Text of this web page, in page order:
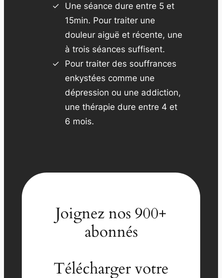
Une séance dure entre 5 et
15min. Pour traiter une
douleur aiguë et récente, une
à trois séances suffisent.
Pour traiter des souffrances
enkystées comme une
dépression ou une addiction,
une thérapie dure entre 4 et
6 mois.
Joignez nos 900+
abonnés
Télécharger votre